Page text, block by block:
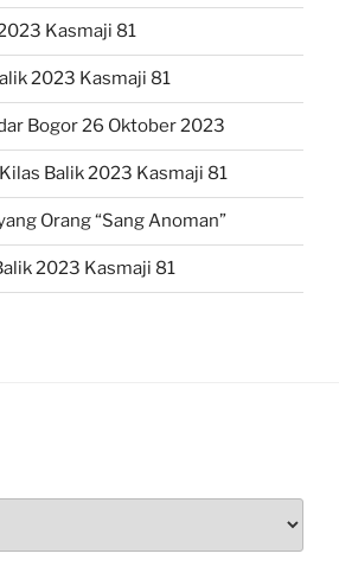
Kasmaji 81
2023 Kasmaji 81
Bogor 26 Oktober 2023
Kilas Balik 2023 Kasmaji 81
Orang “Sang Anoman”
2023 Kasmaji 81